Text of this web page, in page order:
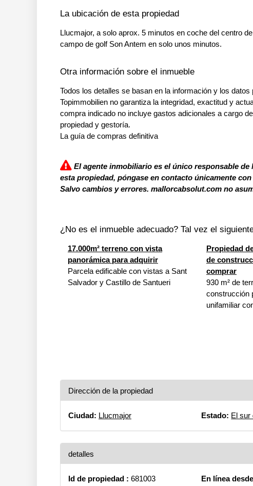
La ubicación de esta propiedad
Llucmajor, a solo aprox. 5 minutos en coche del centro
campo de golf Son Antem en solo unos minutos.
Otra información sobre el inmueble
Todos los detalles se basan en la información y los
Topimmobilien no garantiza la integridad, exactitud y
compra indicado no incluye gastos adicionales a cargo
propiedad y gestoría.
La guía de compras definitiva
El agente inmobiliario es el único responsable
esta propiedad, póngase en contacto únicamente
Salvo cambios y errores. mallorcabsolut.com no
¿No es el inmueble adecuado? Tal vez el
17.000m² terreno con vista
panorámica para adquirir
Parcela edificable con vistas a Sant
Salvador y Castillo de Santueri
Propiedad
de
comprar
930 m² de
construcción
unifamiliar
Dirección de la propiedad
Ciudad: Llucmajor Estado: El sur
detalles
Id de propiedad : 681003 En línea